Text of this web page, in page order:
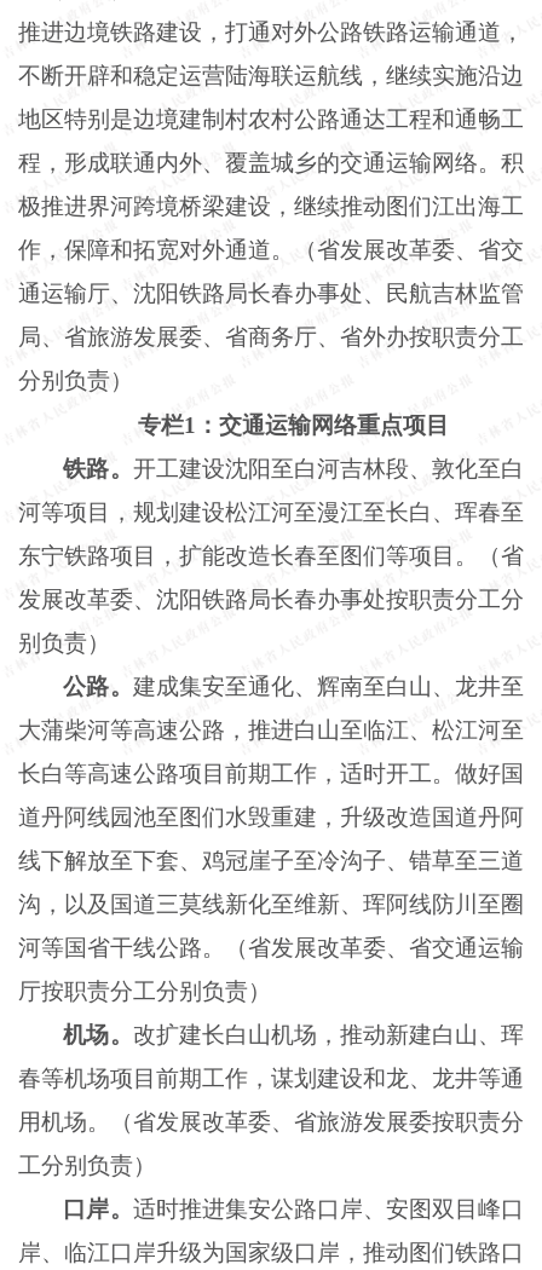
推进边境铁路建设，打通对外公路铁路运输通道，
不断开辟和稳定运营陆海联运航线，继续实施沿边
地区特别是边境建制村农村公路通达工程和通畅工
程，形成联通内外、覆盖城乡的交通运输网络。积
极推进界河跨境桥梁建设，继续推动图们江出海工
作，保障和拓宽对外通道。（省发展改革委、省交
通运输厅、沈阳铁路局长春办事处、民航吉林监管
局、省旅游发展委、省商务厅、省外办按职责分工
分别负责）
专栏1：交通运输网络重点项目
铁路。 开工建设沈阳至白河吉林段、敦化至白
河等项目，规划建设松江河至漫江至长白、珲春至
东宁铁路项目，扩能改造长春至图们等项目。（省
发展改革委、沈阳铁路局长春办事处按职责分工分
别负责）
公路。 建成集安至通化、辉南至白山、龙井至
大蒲柴河等高速公路，推进白山至临江、松江河至
长白等高速公路项目前期工作，适时开工。做好国
道丹阿线园池至图们水毁重建，升级改造国道丹阿
线下解放至下套、鸡冠崖子至冷沟子、错草至三道
沟，以及国道三莫线新化至维新、珲阿线防川至圈
河等国省干线公路。（省发展改革委、省交通运输
厅按职责分工分别负责）
机场。 改扩建长白山机场，推动新建白山、珲
春等机场项目前期工作，谋划建设和龙、龙井等通
用机场。（省发展改革委、省旅游发展委按职责分
工分别负责）
口岸。 适时推进集安公路口岸、安图双目峰口
岸、临江口岸升级为国家级口岸，推动图们铁路口